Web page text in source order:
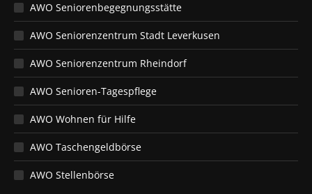
AWO Seniorenbegegnungsstätte
AWO Seniorenzentrum Stadt Leverkusen
AWO Seniorenzentrum Rheindorf
AWO Senioren-Tagespflege
AWO Wohnen für Hilfe
AWO Taschengeldbörse
AWO Stellenbörse